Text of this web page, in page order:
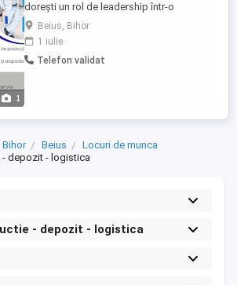
1
dorești un rol de leadership într-o
companie internațională din industria
automotive? Suntem în căutarea unui Șef
de Schimb cu experiență în coordonarea
echipelor din producție, care să contribuie
Beius, Bihor
1 iulie
Telefon validat
Bihor Beius
Locuri de munca
depozit - logistica
- depozit - logistica